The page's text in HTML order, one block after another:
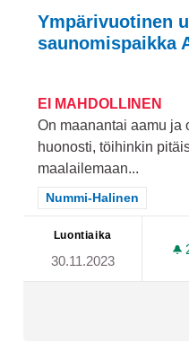
Ympärivuotinen
saunomispaikka
EI MAHDOLLINEN
On maanantai aamu ja
huonosti, töihinkin
maalailemaan...
Rajaa tulokset teeman
Nummi-Halinen
Luontiaika
30.11.2023